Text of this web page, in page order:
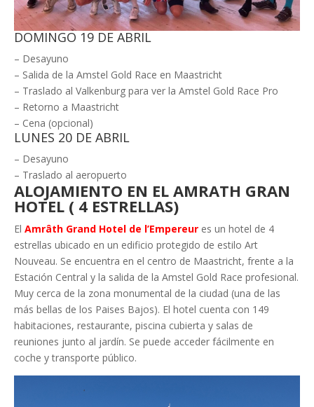
DOMINGO 19 DE ABRIL
– Desayuno
– Salida de la Amstel Gold Race en Maastricht
– Traslado al Valkenburg para ver la Amstel Gold Race Pro
– Retorno a Maastricht
– Cena (opcional)
LUNES 20 DE ABRIL
– Desayuno
– Traslado al aeropuerto
ALOJAMIENTO EN EL AMRATH GRAN
HOTEL ( 4 ESTRELLAS)
El Amrâth Grand Hotel de l’Empereur es un hotel de 4
estrellas ubicado en un edificio protegido de estilo Art
Nouveau. Se encuentra en el centro de Maastricht, frente a la
Estación Central y la salida de la Amstel Gold Race profesional.
Muy cerca de la zona monumental de la ciudad (una de las
más bellas de los Paises Bajos). El hotel cuenta con 149
habitaciones, restaurante, piscina cubierta y salas de
reuniones junto al jardín. Se puede acceder fácilmente en
coche y transporte público.